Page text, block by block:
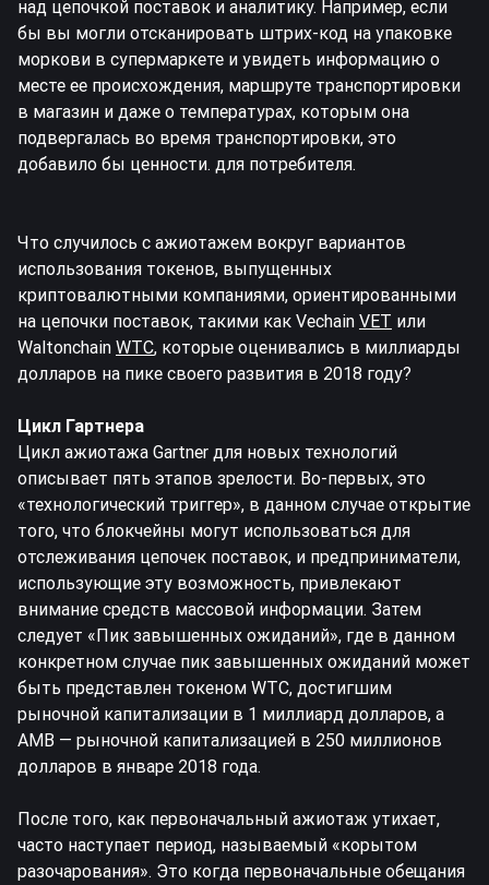
над цепочкой поставок и аналитику. Например, если
бы вы могли отсканировать штрих-код на упаковке
моркови в супермаркете и увидеть информацию о
месте ее происхождения, маршруте транспортировки
в магазин и даже о температурах, которым она
подвергалась во время транспортировки, это
добавило бы ценности. для потребителя.
Что случилось с ажиотажем вокруг вариантов
использования токенов, выпущенных
криптовалютными компаниями, ориентированными
на цепочки поставок, такими как Vechain VET или
Waltonchain WTC, которые оценивались в миллиарды
долларов на пике своего развития в 2018 году?
Цикл Гартнера
Цикл ажиотажа Gartner для новых технологий
описывает пять этапов зрелости. Во-первых, это
«технологический триггер», в данном случае открытие
того, что блокчейны могут использоваться для
отслеживания цепочек поставок, и предприниматели,
использующие эту возможность, привлекают
внимание средств массовой информации. Затем
следует «Пик завышенных ожиданий», где в данном
конкретном случае пик завышенных ожиданий может
быть представлен токеном WTC, достигшим
рыночной капитализации в 1 миллиард долларов, а
AMB — рыночной капитализацией в 250 миллионов
долларов в январе 2018 года.
После того, как первоначальный ажиотаж утихает,
часто наступает период, называемый «корытом
разочарования». Это когда первоначальные обещания